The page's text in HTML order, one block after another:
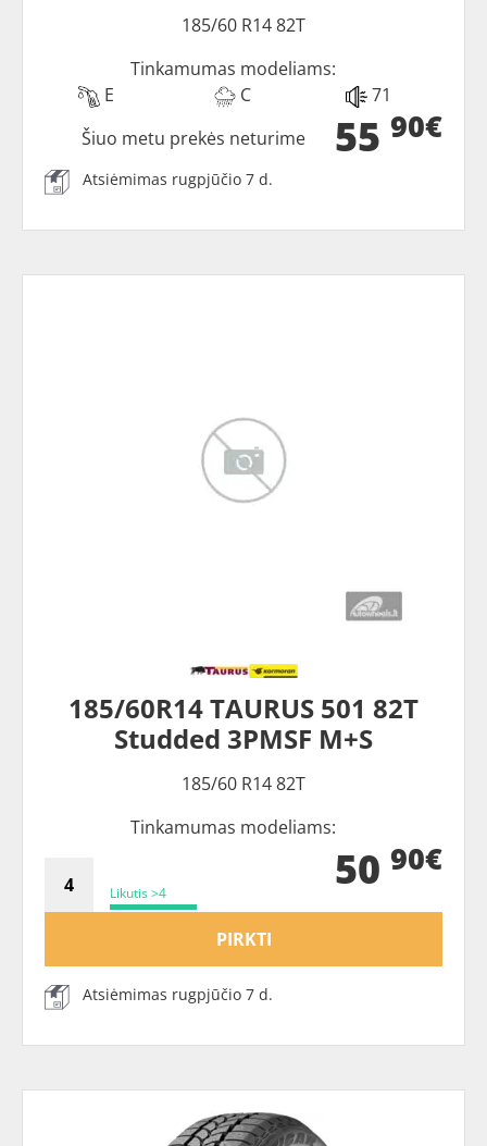
185/60 R14 82T
Tinkamumas modeliams:
E
C 71
55 90€
Šiuo metu prekės neturime
Atsiėmimas rugpjūčio 7 d.
185/60R14 TAURUS 501 82T
Studded 3PMSF M+S
185/60 R14 82T
Tinkamumas modeliams:
Likutis >4 50 90€
PIRKTI
Atsiėmimas rugpjūčio 7 d.